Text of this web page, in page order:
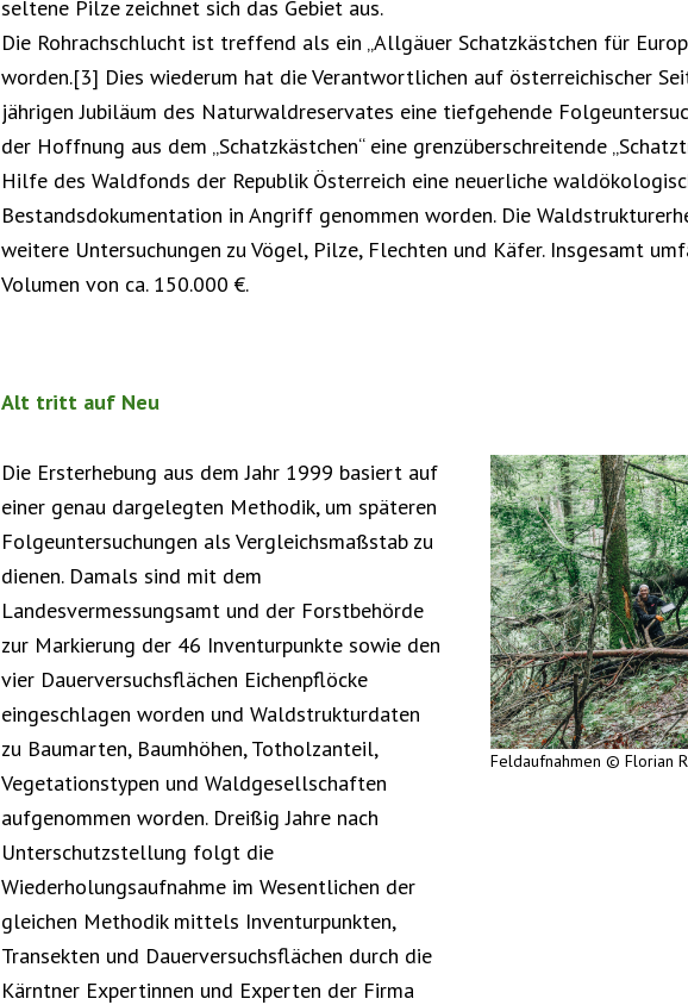
seltene Pilze zeichnet sich das Gebiet aus.
Die Rohrachschlucht ist treffend als ein „Allgäuer Schatzkästchen für
worden.[3] Dies wiederum hat die Verantwortlichen auf österreichischer
jährigen Jubiläum des Naturwaldreservates eine tiefgehende
der Hoffnung aus dem „Schatzkästchen“ eine grenzüberschreitende
Hilfe des Waldfonds der Republik Österreich eine neuerliche
Bestandsdokumentation in Angriff genommen worden. Die
weitere Untersuchungen zu Vögel, Pilze, Flechten und Käfer. Insgesamt
Volumen von ca. 150.000 €.
Alt tritt auf Neu
Die Ersterhebung aus dem Jahr 1999 basiert auf
einer genau dargelegten Methodik, um späteren
Folgeuntersuchungen als Vergleichsmaßstab zu
dienen. Damals sind mit dem
Landesvermessungsamt und der Forstbehörde
zur Markierung der 46 Inventurpunkte sowie den
vier Dauerversuchsflächen Eichenpflöcke
eingeschlagen worden und Waldstrukturdaten
zu Baumarten, Baumhöhen, Totholzanteil,
Vegetationstypen und Waldgesellschaften
aufgenommen worden. Dreißig Jahre nach
Unterschutzstellung folgt die
Wiederholungsaufnahme im Wesentlichen der
gleichen Methodik mittels Inventurpunkten,
Transekten und Dauerversuchsflächen durch die
Kärntner Expertinnen und Experten der Firma
Feldaufnahmen © Florian